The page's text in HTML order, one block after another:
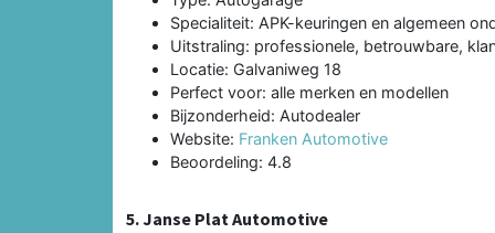
Specialiteit: APK-keuringen en algemeen
Uitstraling: professionele, betrouwbare,
Locatie: Galvaniweg 18
Perfect voor: alle merken en modellen
Bijzonderheid: Autodealer
Website: Franken Automotive
Beoordeling: 4.8
5. Janse Plat Automotive